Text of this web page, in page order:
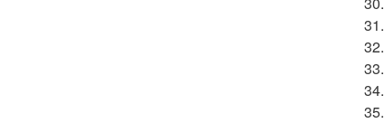
31.
32.
33.
34.
35.